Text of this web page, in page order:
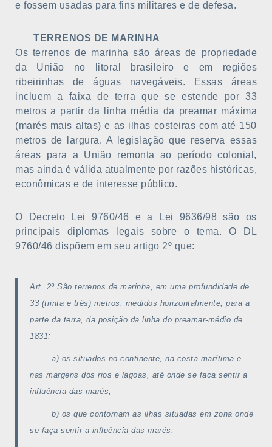
e fossem usadas para fins militares e de defesa.
TERRENOS DE MARINHA
Os terrenos de marinha são áreas de propriedade
da União no litoral brasileiro e em regiões
ribeirinhas de águas navegáveis. Essas áreas
incluem a faixa de terra que se estende por 33
metros a partir da linha média da preamar máxima
(marés mais altas) e as ilhas costeiras com até 150
metros de largura. A legislação que reserva essas
áreas para a União remonta ao período colonial,
mas ainda é válida atualmente por razões históricas,
econômicas e de interesse público.
O Decreto Lei 9760/46 e a Lei 9636/98 são os
principais diplomas legais sobre o tema. O DL
9760/46 dispõem em seu artigo 2º que:
Art. 2º São terrenos de marinha, em uma profundidade de
33 (trinta e três) metros, medidos horizontalmente, para a
parte da terra, da posição da linha do preamar-médio de
1831:
a) os situados no continente, na costa marítima e
nas margens dos rios e lagoas, até onde se faça sentir a
influência das marés;
b) os que contornam as ilhas situadas em zona onde
se faça sentir a influência das marés.